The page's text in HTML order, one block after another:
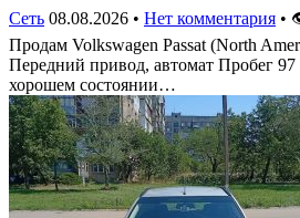
Сеть 08.08.2026 • Нет комментария •
Продам Volkswagen Passat (North
Передний привод, автомат Пробег
хорошем состоянии…